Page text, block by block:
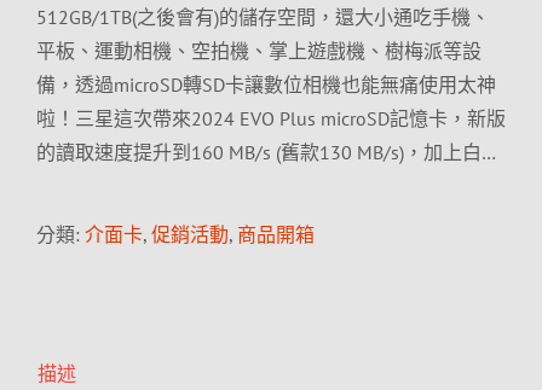
512GB/1TB(之後會有)的儲存空間，還大小通吃手機、
平板、運動相機、空拍機、掌上遊戲機、樹梅派等設
備，透過microSD轉SD卡讓數位相機也能無痛使用太神
啦！三星這次帶來2024 EVO Plus microSD記憶卡，新版
的讀取速度提升到160 MB/s (舊款130 MB/s)，加上白…
分類: 介面卡, 促銷活動, 商品開箱
描述